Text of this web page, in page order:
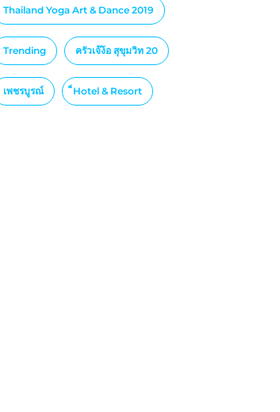
Thailand Yoga Art & Dance 2019
Trending ครัวเจ๊ง้อ สุขุมวิท 20
เพชรบูรณ์ ็Hotel & Resort